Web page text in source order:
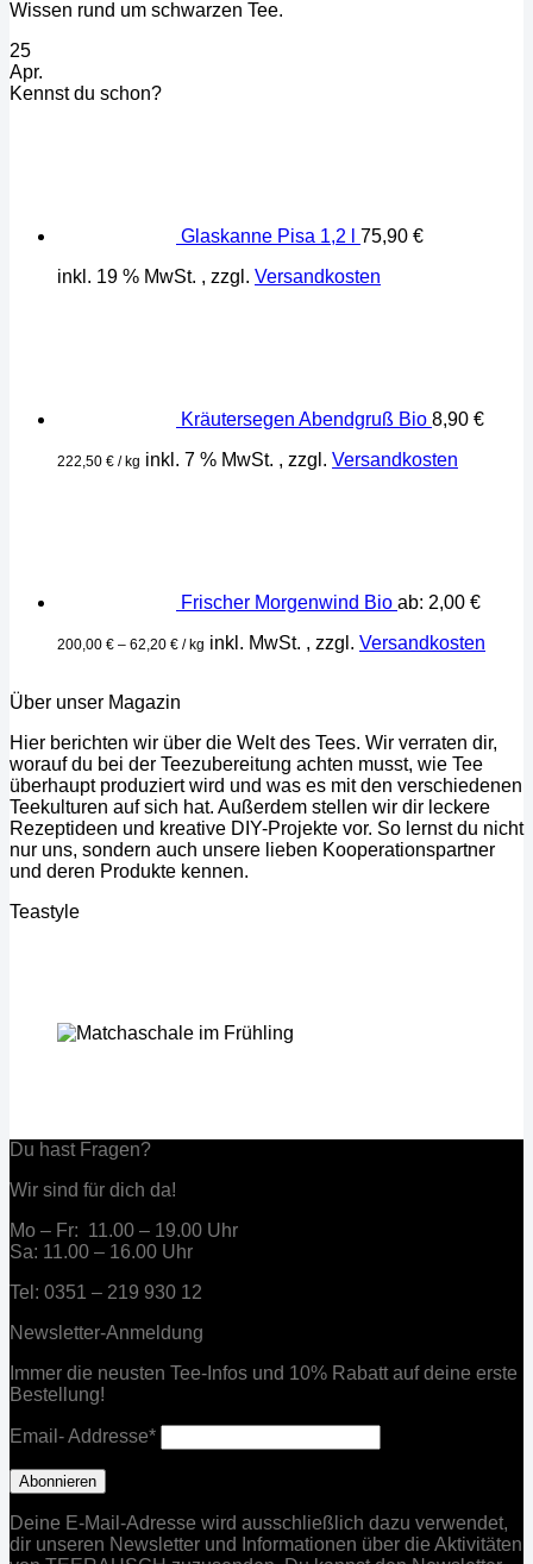
Wissen rund um schwarzen Tee.
25
Apr.
Kennst du schon?
Glaskanne Pisa 1,2 l 75,90 €
inkl. 19 % MwSt. , zzgl. Versandkosten
Kräutersegen Abendgruß Bio 8,90 €
222,50 € /kg inkl. 7 % MwSt. , zzgl. Versandkosten
Frischer Morgenwind Bio ab: 2,00 €
200,00 € – 62,20 € /kg inkl. MwSt. , zzgl. Versandkosten
Über unser Magazin
Hier berichten wir über die Welt des Tees. Wir verraten dir,
worauf du bei der Teezubereitung achten musst, wie Tee
überhaupt produziert wird und was es mit den verschiedenen
Teekulturen auf sich hat. Außerdem stellen wir dir leckere
Rezeptideen und kreative DIY-Projekte vor. So lernst du nicht
nur uns, sondern auch unsere lieben Kooperationspartner
und deren Produkte kennen.
Teastyle
Du hast Fragen?
Wir sind für dich da!
Mo – Fr: 11.00 – 19.00 Uhr
Sa: 11.00 – 16.00 Uhr
Tel: 0351 – 219 930 12
Newsletter-Anmeldung
Immer die neusten Tee-Infos und 10% Rabatt auf deine erste
Bestellung!
Email- Addresse*
Deine E-Mail-Adresse wird ausschließlich dazu verwendet,
dir unseren Newsletter und Informationen über die Aktivitäten